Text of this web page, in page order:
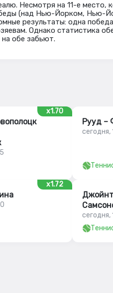
Несмотря на 11-е место,
(над Нью-Йорком, Нью-
результаты: одна
Однако статистика
обе забьют.
x1.70
Рууд –
сегодня,
x1.72
сегодня,